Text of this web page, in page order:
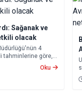
Sağanak ve
olacak
4
tahminlerine göre,
ile Akdeniz'in iç
ve gök
Oku